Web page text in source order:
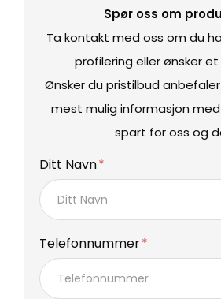
Spør oss om
Ta kontakt med oss om du
profilering eller ønsker
Ønsker du pristilbud
mest mulig informasjon
spart for oss og
Ditt Navn
Telefonnummer